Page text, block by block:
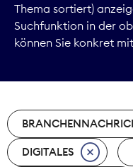
Thema sortiert)
Suchfunktion in der
können Sie konkret
DIGITALES